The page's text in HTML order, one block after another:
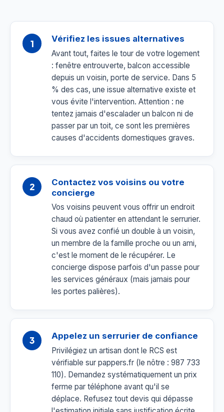
1 Vérifiez les issues alternatives
Avant tout, faites le tour de votre logement
: fenêtre entrouverte, balcon accessible
depuis un voisin, porte de service. Dans 5
% des cas, une issue alternative existe et
vous évite l'intervention. Attention : ne
tentez jamais d'escalader un balcon ni de
passer par un toit, ce sont les premières
causes d'accidents domestiques graves.
2
Contactez vos voisins ou votre
concierge
Vos voisins peuvent vous offrir un endroit
chaud où patienter en attendant le serrurier.
Si vous avez confié un double à un voisin,
un membre de la famille proche ou un ami,
c'est le moment de le récupérer. Le
concierge dispose parfois d'un passe pour
les services généraux (mais jamais pour
les portes palières).
3 Appelez un serrurier de confiance
Privilégiez un artisan dont le RCS est
vérifiable sur pappers.fr (le nôtre : 987 733
110). Demandez systématiquement un prix
ferme par téléphone avant qu'il se
déplace. Refusez tout devis qui dépasse